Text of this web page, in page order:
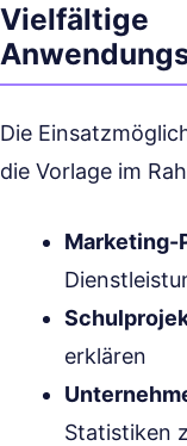
Vielfältige
Die
die Vorlage im
Marketing-
erklären
Statistiken